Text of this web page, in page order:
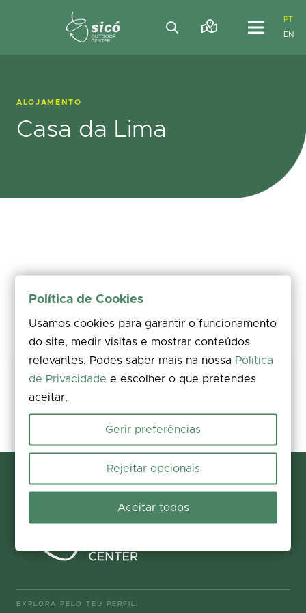
PT
EN
ALOJAMENTO
Casa da Lima
Partilha a tua experiência
Avalia, deixa um comentário e acrescenta fotos. A tua opinião
EXPLORA PELO TEU PERFIL:
Política de Cookies
Usamos cookies para garantir o funcionamento
do site, medir visitas e mostrar conteúdos
relevantes. Podes saber mais na nossa Política
de Privacidade e escolher o que pretendes
aceitar.
Gerir preferências
Rejeitar opcionais
Aceitar todos